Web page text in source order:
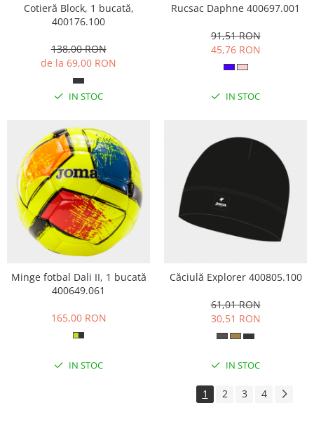
Cotieră Block, 1 bucată,
400176.100
138,00 RON
de la 69,00 RON
IN STOC
Rucsac Daphne 400697.001
91,51 RON
45,76 RON
IN STOC
Minge fotbal Dali II, 1 bucată
400649.061
165,00 RON
IN STOC
Căciulă Explorer 400805.100
61,01 RON
30,51 RON
IN STOC
1 2 3 4